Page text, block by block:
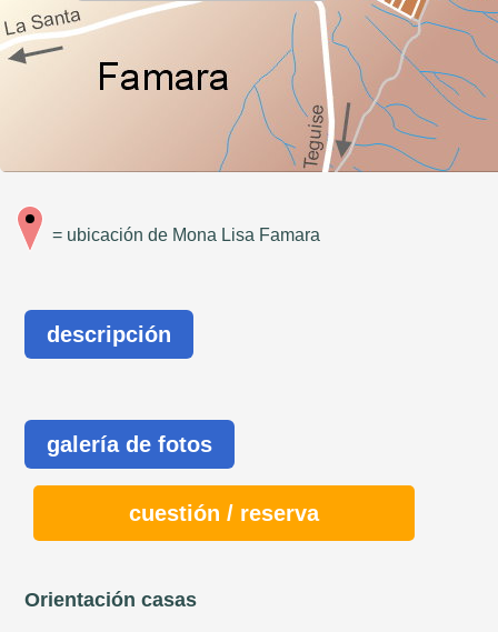
= ubicación de Mona Lisa Famara
descripción
galería de fotos
cuestión / reserva
Orientación casas